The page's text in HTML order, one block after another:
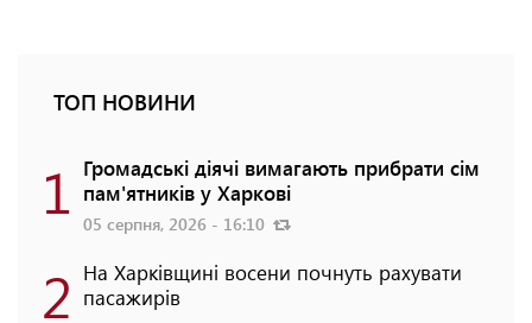
ТОП НОВИНИ
1 Громадські діячі вимагають прибрати сім
пам'ятників у Харкові
05 серпня, 2026 - 16:10
2 На Харківщині восени почнуть рахувати
пасажирів